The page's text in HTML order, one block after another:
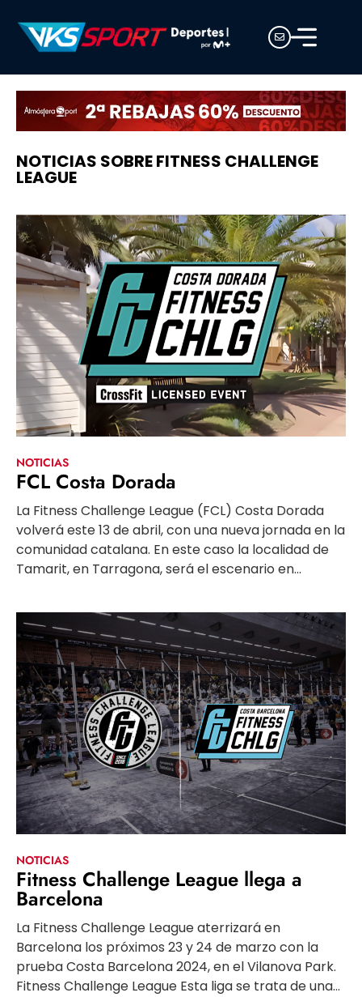
NOTICIAS SOBRE FITNESS CHALLENGE
LEAGUE
NOTICIAS
FCL Costa Dorada
La Fitness Challenge League (FCL) Costa Dorada
volverá este 13 de abril, con una nueva jornada en la
comunidad catalana. En este caso la localidad de
Tamarit, en Tarragona, será el escenario en...
NOTICIAS
Fitness Challenge League llega a
Barcelona
La Fitness Challenge League aterrizará en
Barcelona los próximos 23 y 24 de marzo con la
prueba Costa Barcelona 2024, en el Vilanova Park.
Fitness Challenge League Esta liga se trata de una...